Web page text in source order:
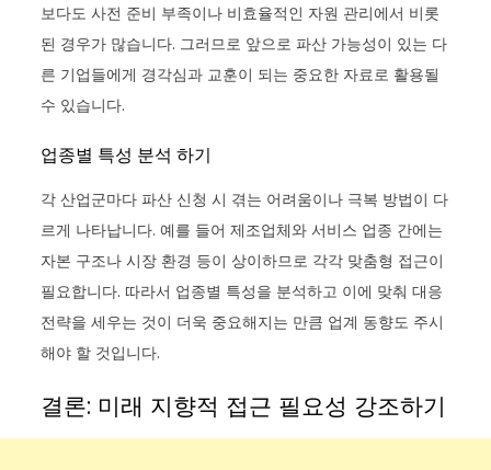
보다도 사전 준비 부족이나 비효율적인 자원 관리에서 비롯
된 경우가 많습니다. 그러므로 앞으로 파산 가능성이 있는 다
른 기업들에게 경각심과 교훈이 되는 중요한 자료로 활용될
수 있습니다.
업종별 특성 분석 하기
각 산업군마다 파산 신청 시 겪는 어려움이나 극복 방법이 다
르게 나타납니다. 예를 들어 제조업체와 서비스 업종 간에는
자본 구조나 시장 환경 등이 상이하므로 각각 맞춤형 접근이
필요합니다. 따라서 업종별 특성을 분석하고 이에 맞춰 대응
전략을 세우는 것이 더욱 중요해지는 만큼 업계 동향도 주시
해야 할 것입니다.
결론: 미래 지향적 접근 필요성 강조하기